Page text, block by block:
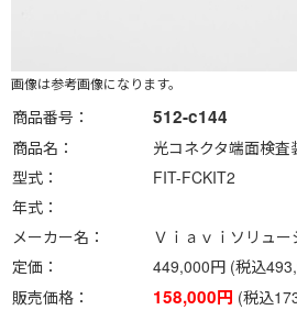
画像は参考画像になります。
商品番号 512-c144
商品名
光コネクタ端面検査
型式
FIT-FCKIT2
年式
メーカー名
Ｖｉａｖｉソリュー
定価
449,000円 (税込
販売価格
158,000円 (税込